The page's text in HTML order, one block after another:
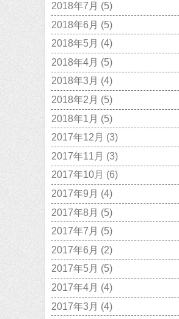
2018年7月 (5)
2018年6月 (5)
2018年5月 (4)
2018年4月 (5)
2018年3月 (4)
2018年2月 (5)
2018年1月 (5)
2017年12月 (3)
2017年11月 (3)
2017年10月 (6)
2017年9月 (4)
2017年8月 (5)
2017年7月 (5)
2017年6月 (2)
2017年5月 (5)
2017年4月 (4)
2017年3月 (4)